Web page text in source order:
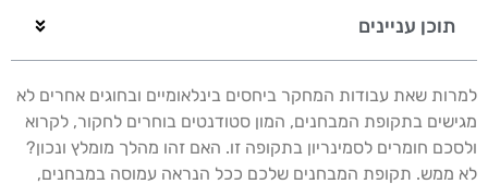
תוכן עניינים
למרות שאת עבודות המחקר ביחסים בינלאומיים ובחוגים אחרים לא
מגישים בתקופת המבחנים, המון סטודנטים בוחרים לחקור, לקרוא
ולסכם חומרים לסמינריון בתקופה זו. האם זהו מהלך מומלץ ונכון?
לא ממש. תקופת המבחנים שלכם ככל הנראה עמוסה במבחנים,